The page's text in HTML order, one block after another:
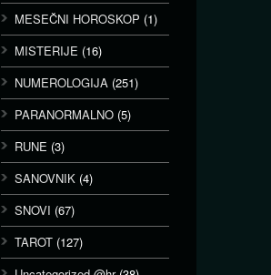
MESEČNI HOROSKOP (1)
MISTERIJE (16)
NUMEROLOGIJA (251)
PARANORMALNO (5)
RUNE (3)
SANOVNIK (4)
SNOVI (67)
TAROT (127)